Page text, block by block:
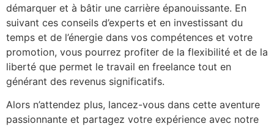
démarquer et à bâtir une carrière épanouissante. En
suivant ces conseils d’experts et en investissant du
temps et de l’énergie dans vos compétences et votre
promotion, vous pourrez profiter de la flexibilité et de la
liberté que permet le travail en freelance tout en
générant des revenus significatifs.
Alors n’attendez plus, lancez-vous dans cette aventure
passionnante et partagez votre expérience avec notre